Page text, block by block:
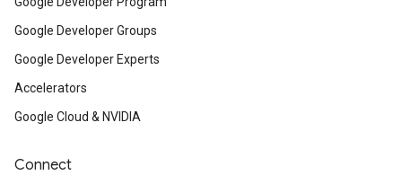
Google Developer Groups
Google Developer Experts
Accelerators
Google Cloud & NVIDIA
Connect